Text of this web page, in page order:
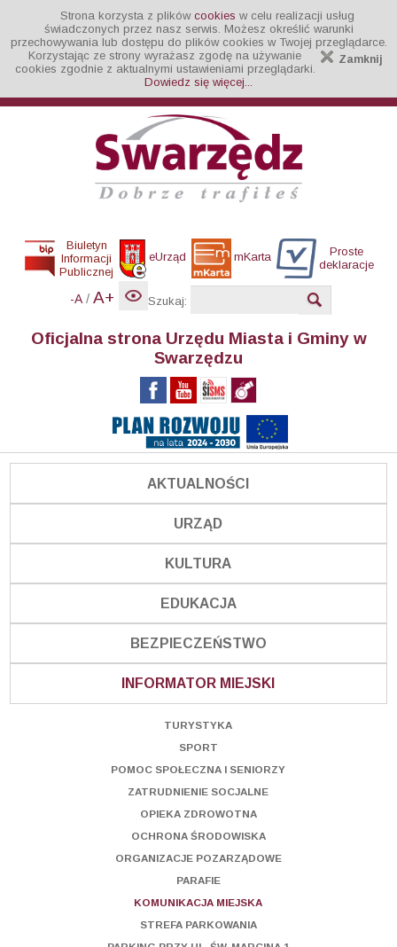
Strona korzysta z plików cookies w celu realizacji usług
świadczonych przez nasz serwis. Możesz określić warunki
przechowywania lub dostępu do plików cookies w Twojej przeglądarce.
Zamknij
Korzystając ze strony wyrażasz zgodę na używanie
cookies zgodnie z aktualnymi ustawieniami przeglądarki.
Dowiedz się więcej...
Biuletyn
Informacji
Publicznej
eUrząd mKarta
Proste
deklaracje
-A / A+ Szukaj:
Oficjalna strona Urzędu Miasta i Gminy w
Swarzędzu
AKTUALNOŚCI
URZĄD
KULTURA
EDUKACJA
BEZPIECZEŃSTWO
INFORMATOR MIEJSKI
TURYSTYKA
SPORT
POMOC SPOŁECZNA I SENIORZY
ZATRUDNIENIE SOCJALNE
OPIEKA ZDROWOTNA
OCHRONA ŚRODOWISKA
ORGANIZACJE POZARZĄDOWE
PARAFIE
KOMUNIKACJA MIEJSKA
STREFA PARKOWANIA